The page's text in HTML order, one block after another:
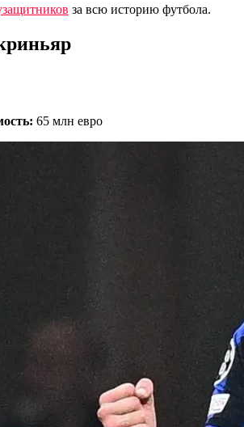
за всю историю футбола.
65 млн евро